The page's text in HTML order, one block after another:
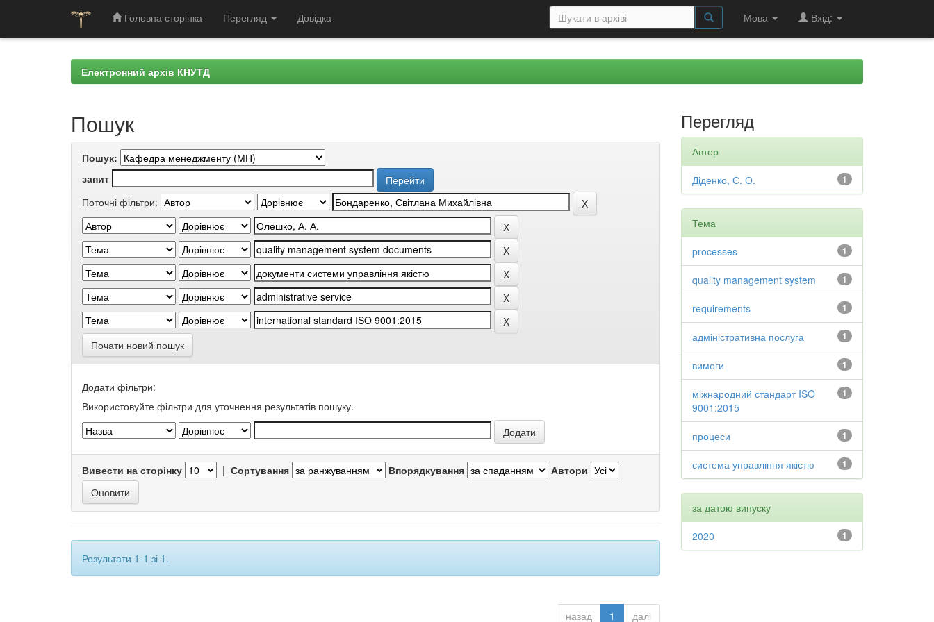
Головна сторінка Перегляд Довідка Мова Вхід:
Електронний архів КНУТД
Пошук
Пошук:
запит
Поточні фільтри:
Почати новий пошук
Додати фільтри:
Використовуйте фільтри для уточнення результатів пошуку.
Вивести на сторінку | Сортування Впорядкування Автори
Результати 1-1 зі 1.
назад 1 далі
Перегляд
Автор
1
Діденко, Є. О.
Тема
1
processes
1
quality management system
1
requirements
1
адміністративна послуга
1
вимоги
1
міжнародний стандарт ISO
9001:2015
1
процеси
1
система управління якістю
за датою випуску
1
2020